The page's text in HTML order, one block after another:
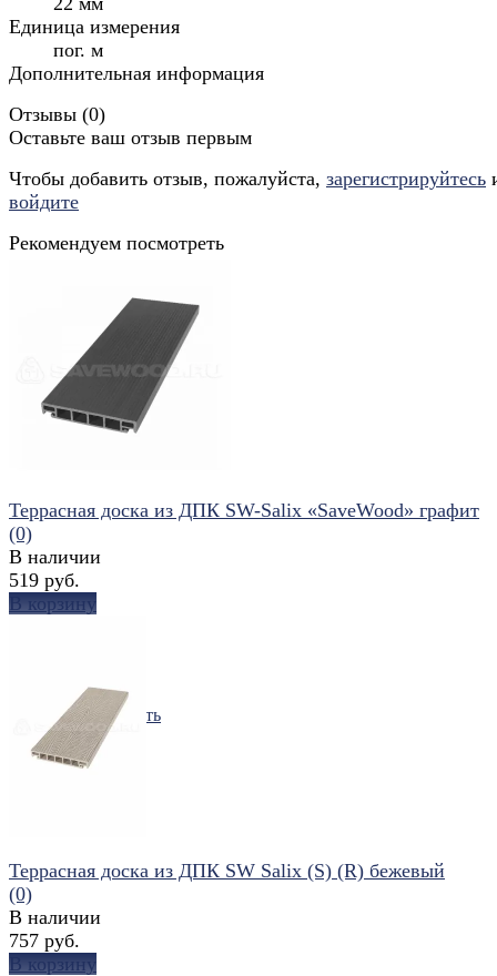
Единица измерения
пог. м
Дополнительная информация
Отзывы (0)
Оставьте ваш отзыв первым
Чтобы добавить отзыв, пожалуйста, зарегистрируйтесь
войдите
Рекомендуем посмотреть
избранное сравнить
Террасная доска из ДПК SW-Salix «SaveWood» графит
(0)
В наличии
519 руб.
В корзину
Террасная доска из ДПК SW Salix (S) (R) бежевый
(0)
В наличии
757 руб.
В корзину